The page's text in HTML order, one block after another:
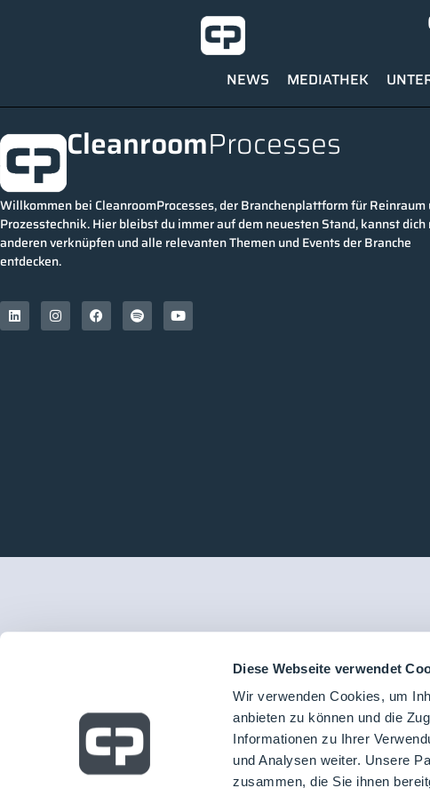
Diese Webseite verwendet
Wir verwenden Cookies, um
anbieten zu können und die
Informationen zu Ihrer
und Analysen weiter. Unsere
zusammen, die Sie ihnen
NEWS MEDIATHEK
CleanroomProcesses
Willkommen bei CleanroomProcesses, der Branchenplattform für Reinraum
Prozesstechnik. Hier bleibst du immer auf dem neuesten Stand, kannst dich
anderen verknüpfen und alle relevanten Themen und Events der Branche
entdecken.